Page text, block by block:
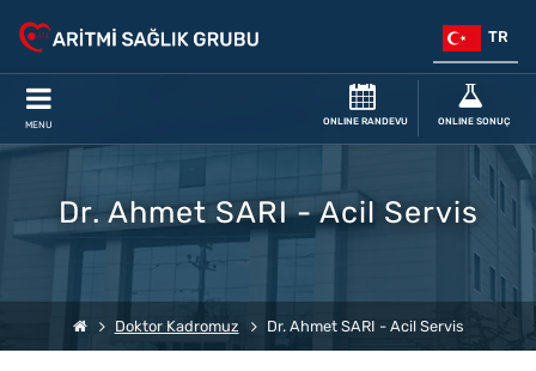
TR
MENU ONLINE RANDEVU ONLINE SONUÇ
Dr. Ahmet SARI - Acil Servis
Doktor Kadromuz Dr. Ahmet SARI - Acil Servis